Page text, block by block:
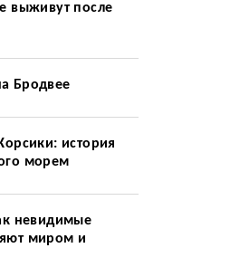
выживут после
Бродвее
история
морем
невидимые
миром и